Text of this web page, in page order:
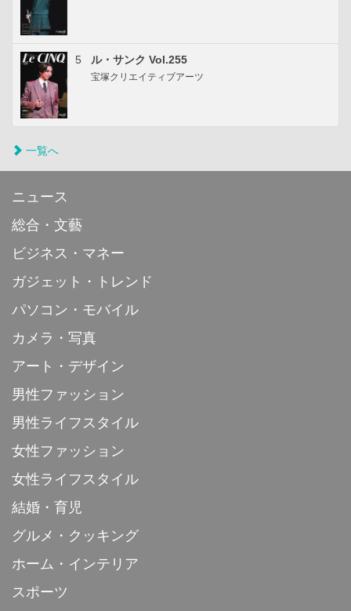
5 ル・サンク Vol.255
宝塚クリエイティブアーツ
一覧へ
ニュース
総合・文藝
ビジネス・マネー
ガジェット・トレンド
パソコン・モバイル
カメラ・写真
アート・デザイン
男性ファッション
男性ライフスタイル
女性ファッション
女性ライフスタイル
結婚・育児
グルメ・クッキング
ホーム・インテリア
スポーツ